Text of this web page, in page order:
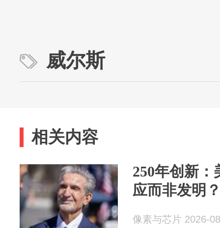
威尔斯
相关内容
250年创新
应而非发明
像素与芯片 2026-